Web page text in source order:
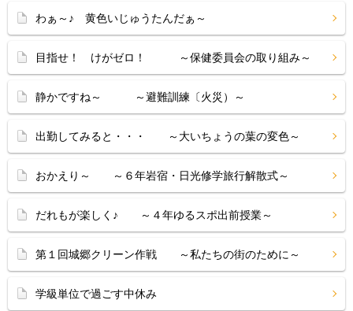
わぁ～♪ 黄色いじゅうたんだぁ～
目指せ！ けがゼロ！ ～保健委員会の取り組み～
静かですね～ ～避難訓練〔火災）～
出勤してみると・・・ ～大いちょうの葉の変色～
おかえり～ ～６年岩宿・日光修学旅行解散式～
だれもが楽しく♪ ～４年ゆるスポ出前授業～
第１回城郷クリーン作戦 ～私たちの街のために～
学級単位で過ごす中休み